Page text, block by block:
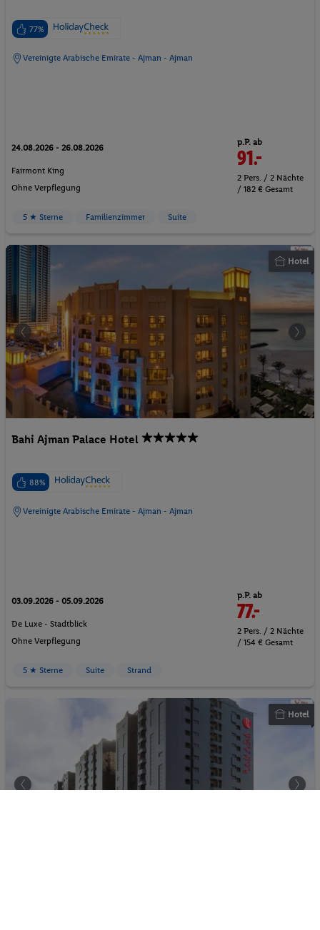
77%
Vereinigte Arabische Emirate - Ajman - Ajman
24.08.2026 - 26.08.2026
Fairmont King
Ohne Verpflegung
p.P. ab
91.-
2 Pers. / 2 Nächte
/ 182 € Gesamt
5 ★ Sterne Familienzimmer Suite
Hotel
Bahi Ajman Palace Hotel
88%
Vereinigte Arabische Emirate - Ajman - Ajman
03.09.2026 - 05.09.2026
De Luxe - Stadtblick
Ohne Verpflegung
p.P. ab
77.-
2 Pers. / 2 Nächte
/ 154 € Gesamt
5 ★ Sterne Suite Strand
Hotel